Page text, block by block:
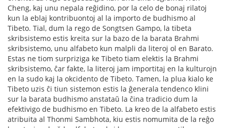
Cheng, kaj unu nepala reĝidino, por la celo de bonaj rilatoj
kun la eblaj kontribuontoj al la importo de budhismo al
Tibeto. Tial, dum la rego de Songtsen Gampo, la tibeta
skribsistemo estis kreita sur la bazo de la barata Brahmi
skribsistemo, unu alfabeto kun malpli da literoj ol en Barato.
Estas ne tiom surpriziga ke Tibeto tiam elektis la Brahmi
skribsistemo, ĉar fakte, la literoj jam importitaj en la kulturojn
en la sudo kaj la okcidento de Tibeto. Tamen, la plua kialo ke
Tibeto uzis ĉi tiun sistemon estis la ĝenerala tendenco klini
sur la barata budhismo anstataŭ la ĉina tradicio dum la
efektivigo de budhismo en Tibeto. La kreo de la alfabeto estis
atribuita al Thonmi Sambhota, kiu estis nomumita de la reĝo